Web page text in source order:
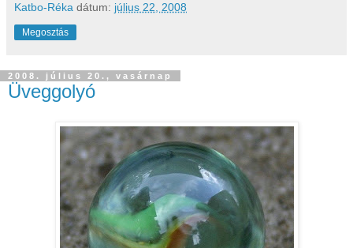
Katbo-Réka dátum: július 22, 2008
Megosztás
2008. július 20., vasárnap
Üveggolyó